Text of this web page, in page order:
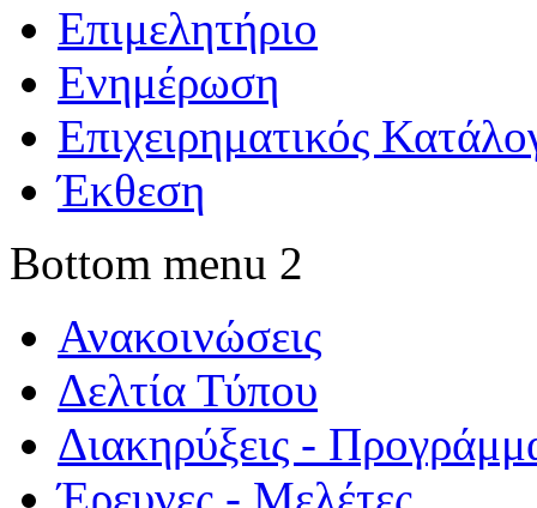
Επιμελητήριο
Ενημέρωση
Επιχειρηματικός
Έκθεση
Bottom menu 2
Ανακοινώσεις
Δελτία Τύπου
Διακηρύξεις -
Έρευνες - Μελέτες